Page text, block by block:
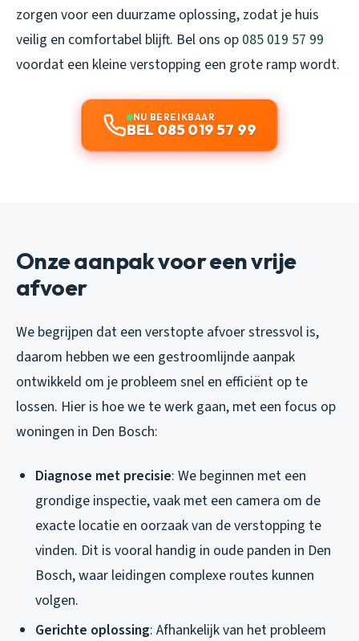
zorgen voor een duurzame oplossing, zodat je huis
veilig en comfortabel blijft. Bel ons op 085 019 57 99
voordat een kleine verstopping een grote ramp wordt.
NU BEREIKBAAR
BEL 085 019 57 99
Onze aanpak voor een vrije
afvoer
We begrijpen dat een verstopte afvoer stressvol is,
daarom hebben we een gestroomlijnde aanpak
ontwikkeld om je probleem snel en efficiënt op te
lossen. Hier is hoe we te werk gaan, met een focus op
woningen in Den Bosch:
Diagnose met precisie: We beginnen met een
grondige inspectie, vaak met een camera om de
exacte locatie en oorzaak van de verstopping te
vinden. Dit is vooral handig in oude panden in Den
Bosch, waar leidingen complexe routes kunnen
volgen.
Gerichte oplossing: Afhankelijk van het probleem